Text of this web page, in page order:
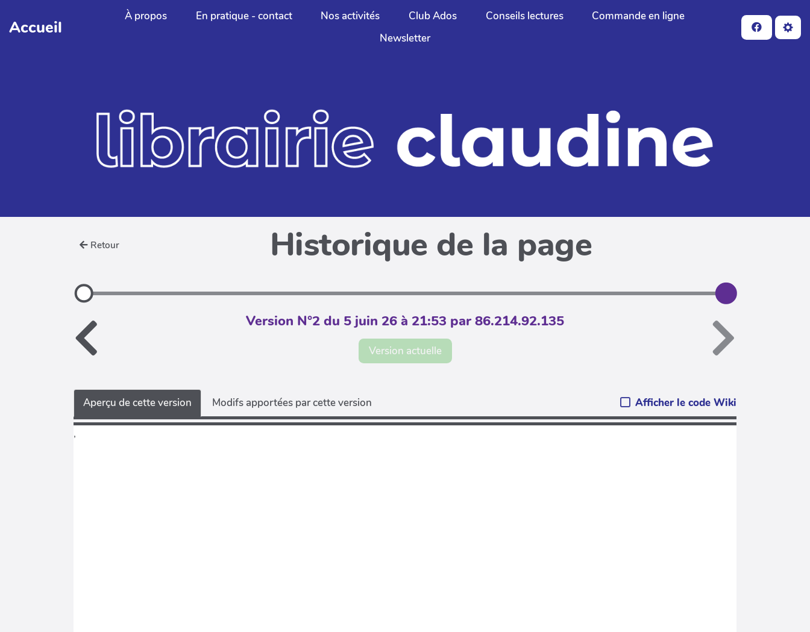
Aller au contenu principal
Accueil
À propos En pratique - contact Nos activités Club Ados Conseils lectures
Commande en ligne
Newsletter
Retour Historique de la page
Version N°2 du 5 juin 26 à 21:53 par 86.214.92.135
Version actuelle
Aperçu de cette version Modifs apportées par cette version Afficher le code Wiki